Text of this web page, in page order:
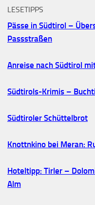
LESETIPPS
Pässe in Südtirol –
Passstraßen
Anreise nach Südtirol
Südtirols-Krimis –
Südtiroler Schüttelbrot
Knottnkino bei Meran:
Hoteltipp: Tirler –
Alm